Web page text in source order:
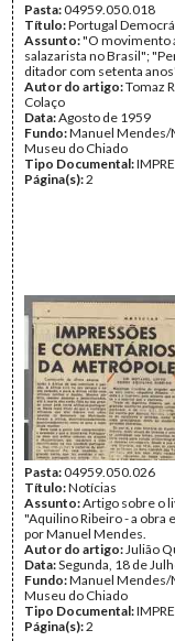
Pasta:04959.050.018
Título:Portugal
Assunto:"O movimento
salazarista no Brasil";
ditador com setenta
Autor do artigo:Tomaz
Colaço
Data:Agosto de 1959
Fundo:Manuel Mendes/
Museu do Chiado
Tipo Documental:
Página(s):2
Pasta:04959.050.026
Título:Notícias
Assunto:Artigo sobre o
"Aquilino Ribeiro - a obra
por Manuel Mendes.
Autor do artigo:Julião
Data:Segunda, 18 de
Fundo:Manuel Mendes/
Museu do Chiado
Tipo Documental:
Página(s):2